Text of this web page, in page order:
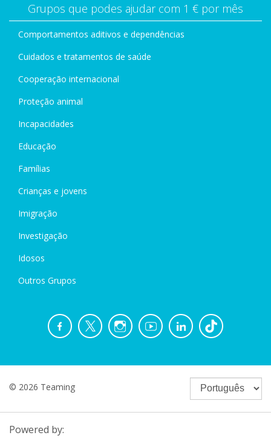
Grupos que podes ajudar com 1 € por mês
Comportamentos aditivos e dependências
Cuidados e tratamentos de saúde
Cooperação internacional
Proteção animal
Incapacidades
Educação
Famílias
Crianças e jovens
Imigração
Investigação
Idosos
Outros Grupos
© 2026 Teaming
Powered by: